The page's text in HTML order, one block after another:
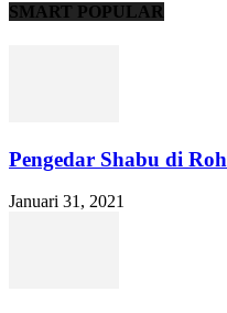
SMART POPULAR
Pengedar Shabu di
Januari 31, 2021